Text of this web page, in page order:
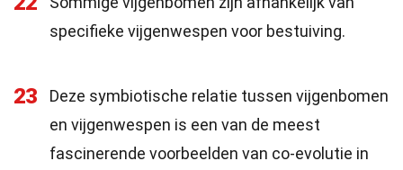
specifieke vijgenwespen voor bestuiving.
23
Deze symbiotische relatie tussen vijgenbomen
en vijgenwespen is een van de meest
fascinerende voorbeelden van co-evolutie in